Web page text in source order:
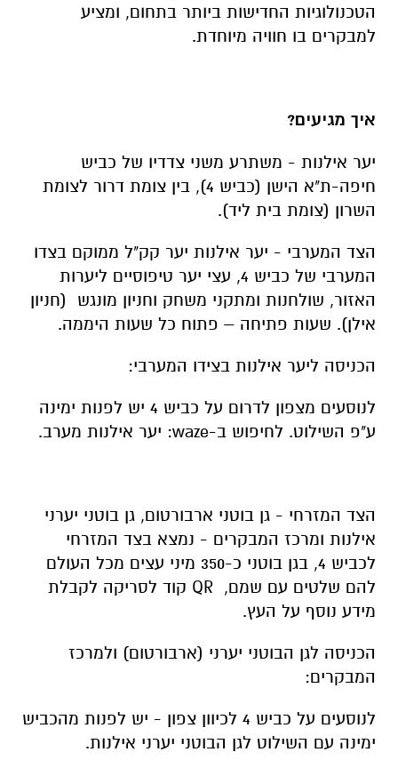
הטכנולוגיות החדישות ביותר בתחום, ומציע
למבקרים בו חוויה מיוחדת.
איך מגיעים?
יער אילנות - משתרע משני צדדיו של כביש
חיפה-ת"א הישן (כביש 4), בין צומת דרור לצומת
השרון (צומת בית ליד).
הצד המערבי - יער אילנות יער קק"ל ממוקם בצדו
המערבי של כביש 4, עצי יער טיפוסיים ליערות
האזור, שולחנות ומתקני משחק וחניון מונגש (חניון
אילן). שעות פתיחה – פתוח כל שעות היממה.
הכניסה ליער אילנות בצידו המערבי:
לנוסעים מצפון לדרום על כביש 4 יש לפנות ימינה
ע"פ השילוט. לחיפוש ב-waze: יער אילנות מערב.
הצד המזרחי - גן בוטני ארבורטום, גן בוטני יערני
אילנות ומרכז המבקרים - נמצא בצד המזרחי
לכביש 4, בגן בוטני כ-350 מיני עצים מכל העולם
להם שלטים עם שמם, QR קוד לסריקה לקבלת
מידע נוסף על העץ.
הכניסה לגן הבוטני יערני (ארבורטום) ולמרכז
המבקרים:
לנוסעים על כביש 4 לכיוון צפון - יש לפנות מהכביש
ימינה עם השילוט לגן הבוטני יערני אילנות.